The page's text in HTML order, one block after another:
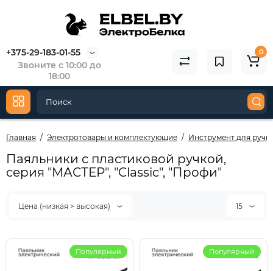
+375-29-183-01-55
Звоните с 10:00 до
18:00
0
Главная Электротовары и комплектующие Инструмент для
Паяльники с пластиковой ручкой,
серия "МАСТЕР", "Classic", "Профи"
Цена (низкая > высокая) 15
Популярный Популярный